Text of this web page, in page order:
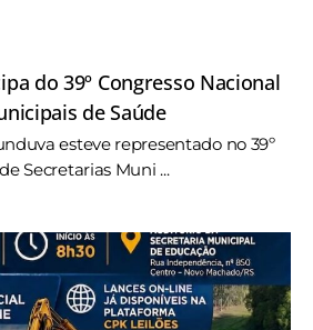
do 39º Congresso Nacional
de Saúde
esteve representado no 39º
Secretarias Muni ...